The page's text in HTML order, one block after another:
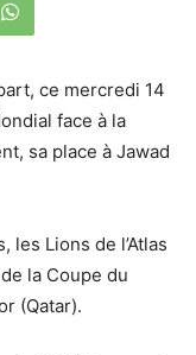
ce mercredi 14
face à la
sa place à Jawad
les Lions de l’Atlas
la Coupe du
(Qatar).